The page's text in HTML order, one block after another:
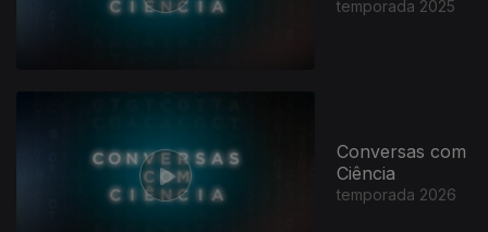
temporada 2025
Conversas com
Ciência
temporada 2026